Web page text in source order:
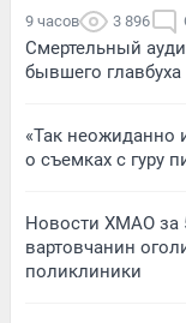
9 часов 3 896
Смертельный
бывшего
«Так неожиданно
о съемках с гуру
Новости ХМАО за
вартовчанин
поликлиники